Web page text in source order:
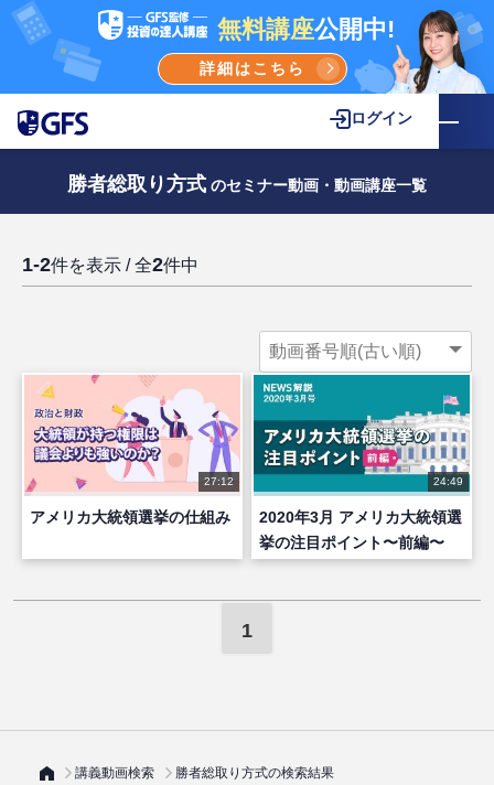
無料講座公開中!
詳細はこちら
ログイン
勝者総取り方式 のセミナー動画・動画講座一覧
1-2件を表示 / 全2件中
27:12
アメリカ大統領選挙の仕組み
24:49
2020年3月 アメリカ大統領選
挙の注目ポイント〜前編〜
1
講義動画検索 勝者総取り方式の検索結果